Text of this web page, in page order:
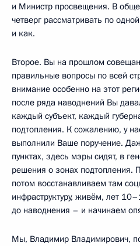
и Министр просвещения. В
четверг рассматривать по
и как.
Второе. Вы на прошлом
правильные вопросы по всей
внимание особенно на этот
после ряда наводнений Вы
каждый субъект, каждый
подтопления. К сожалению, у
выполнили Ваше поручение.
пунктах, здесь мэры сидят, в
решения о зонах подтопления.
потом восстанавливаем там
инфраструктуру, живём, лет
до наводнения – и начинаем
Мы, Владимир Владимирович,